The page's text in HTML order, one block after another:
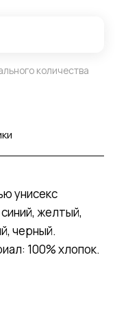
количества
унисекс
желтый,
черный.
100% хлопок.